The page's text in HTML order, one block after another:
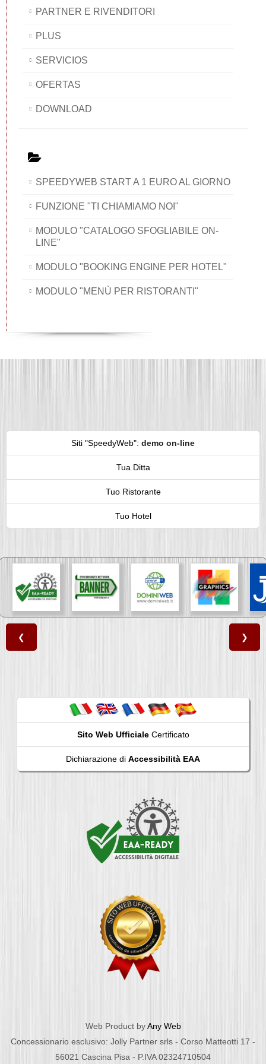
PARTNER E RIVENDITORI
PLUS
SERVICIOS
OFERTAS
DOWNLOAD
SPEEDYWEB START A 1 EURO AL GIORNO
FUNZIONE "TI CHIAMIAMO NOI"
MODULO "CATALOGO SFOGLIABILE ON-
LINE"
MODULO "BOOKING ENGINE PER HOTEL"
MODULO "MENÙ PER RISTORANTI"
Siti "SpeedyWeb": demo on-line
Tua Ditta
Tuo Ristorante
Tuo Hotel
❮ ❯
Sito Web UfficialeCertificato
Dichiarazione di Accessibilità EAA
Web Product byAny Web
Concessionario esclusivo: Jolly Partner srls - Corso Matteotti 17 -
56021 Cascina Pisa - P.IVA 02324710504